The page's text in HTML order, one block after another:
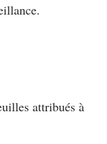
attribués à